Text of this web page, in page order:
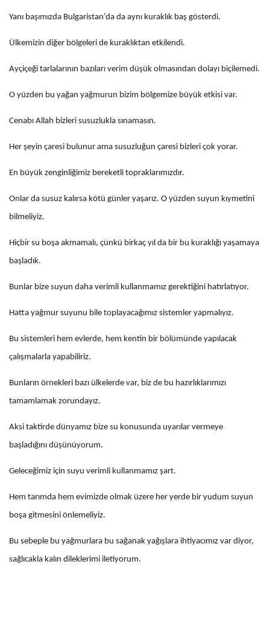
Yanı başımızda Bulgaristan’da da aynı kuraklık baş gösterdi.
Ülkemizin diğer bölgeleri de kuraklıktan etkilendi.
Ayçiçeği tarlalarının bazıları verim düşük olmasından dolayı biçilemedi.
O yüzden bu yağan yağmurun bizim bölgemize büyük etkisi var.
Cenabı Allah bizleri susuzlukla sınamasın.
Her şeyin çaresi bulunur ama susuzluğun çaresi bizleri çok yorar.
En büyük zenginliğimiz bereketli topraklarımızdır.
Onlar da susuz kalırsa kötü günler yaşarız. O yüzden suyun kıymetini
bilmeliyiz.
Hiçbir su boşa akmamalı, çünkü birkaç yıl da bir bu kuraklığı yaşamaya
başladık.
Bunlar bize suyun daha verimli kullanmamız gerektiğini hatırlatıyor.
Hatta yağmur suyunu bile toplayacağımız sistemler yapmalıyız.
Bu sistemleri hem evlerde, hem kentin bir bölümünde yapılacak
çalışmalarla yapabiliriz.
Bunların örnekleri bazı ülkelerde var, biz de bu hazırlıklarımızı
tamamlamak zorundayız.
Aksi taktirde dünyamız bize su konusunda uyarılar vermeye
başladığını düşünüyorum.
Geleceğimiz için suyu verimli kullanmamız şart.
Hem tarımda hem evimizde olmak üzere her yerde bir yudum suyun
boşa gitmesini önlemeliyiz.
Bu sebeple bu yağmurlara bu sağanak yağışlara ihtiyacımız var diyor,
sağlıcakla kalın dileklerimi iletiyorum.